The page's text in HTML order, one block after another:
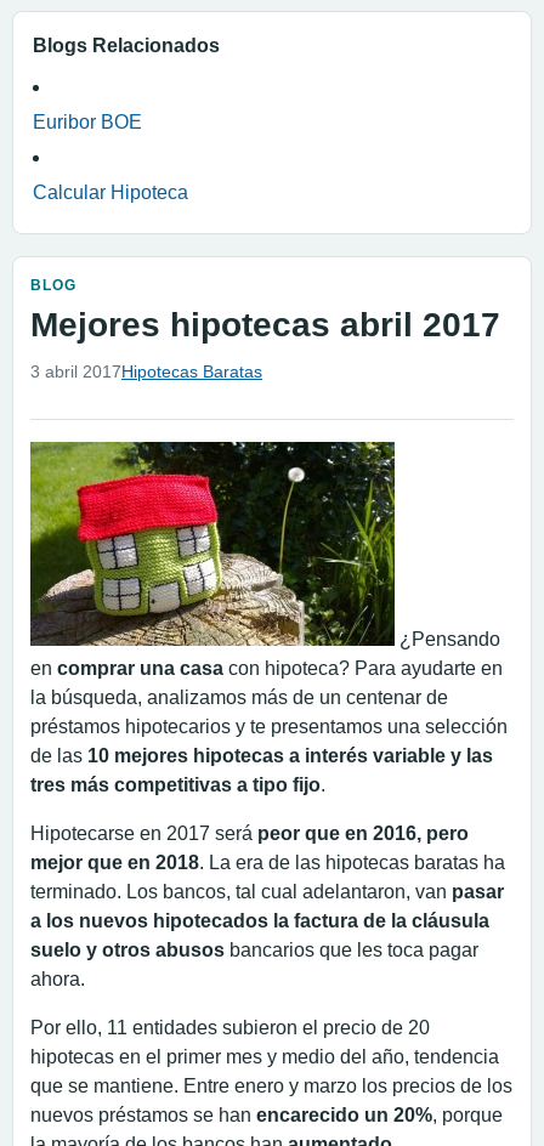
Blogs Relacionados
Euribor BOE
Calcular Hipoteca
BLOG
Mejores hipotecas abril 2017
3 abril 2017Hipotecas Baratas
¿Pensando
en comprar una casa con hipoteca? Para ayudarte en
la búsqueda, analizamos más de un centenar de
préstamos hipotecarios y te presentamos una selección
de las 10 mejores hipotecas a interés variable y las
tres más competitivas a tipo fijo.
Hipotecarse en 2017 será peor que en 2016, pero
mejor que en 2018. La era de las hipotecas baratas ha
terminado. Los bancos, tal cual adelantaron, van pasar
a los nuevos hipotecados la factura de la cláusula
suelo y otros abusos bancarios que les toca pagar
ahora.
Por ello, 11 entidades subieron el precio de 20
hipotecas en el primer mes y medio del año, tendencia
que se mantiene. Entre enero y marzo los precios de los
nuevos préstamos se han encarecido un 20%, porque